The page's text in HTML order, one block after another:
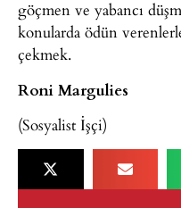
göçmen ve yabancı
konularda ödün
çekmek.
Roni Margulies
(Sosyalist İşçi)